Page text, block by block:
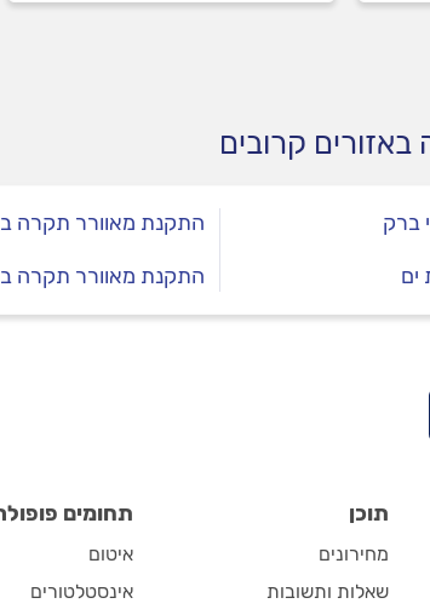
מורשה, ונפרט כיצד חשמלאי
קרובים
ברק
ים
התקנת מאוורר תקרה
התקנת מאוורר תקרה
תוכן
מחירונים
שאלות ותשובות
תחומים
איטום
אינסטלטורים